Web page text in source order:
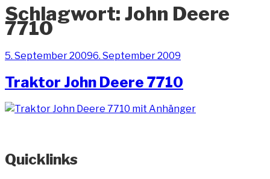
Schlagwort: John Deere
7710
Veröffentlicht
5. September 20096. September 2009
Traktor John Deere 7710
Quicklinks